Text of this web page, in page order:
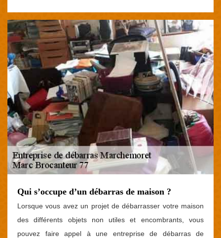
Qui s’occupe d’un débarras de maison ?
Lorsque vous avez un projet de débarrasser votre maison
des différents objets non utiles et encombrants, vous
pouvez faire appel à une entreprise de débarras de